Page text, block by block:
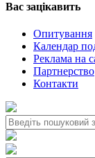
Вас зацiкавить
Опитування
Календар
Реклама на
Партнерство
Контакти